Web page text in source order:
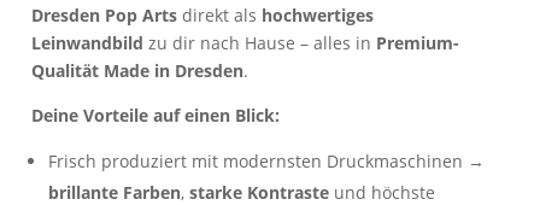
Dresden Pop Arts direkt als hochwertiges
Leinwandbild zu dir nach Hause – alles in Premium-
Qualität Made in Dresden.
Deine Vorteile auf einen Blick:
Frisch produziert mit modernsten Druckmaschinen →
brillante Farben,starke Kontraste und höchste